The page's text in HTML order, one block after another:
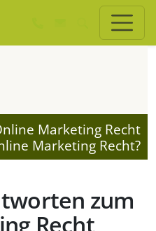
Marketing Recht
Marketing Recht?
zum
Recht